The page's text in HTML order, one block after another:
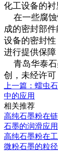
化工设备的衬
在一些腐蚀
成的密封部
设备的密封
进行提供保
青岛华泰石
创，未经许可
上一篇： 蠕虫
中的应用
相关推荐
高纯石墨粉在
石墨的润滑应
高纯石墨粉在
微粉石墨的粒